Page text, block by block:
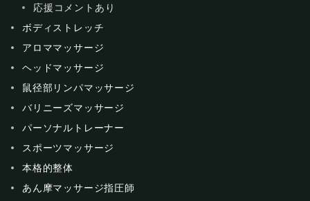
応援コメントあり
ボディストレッチ
アロママッサージ
ヘッドマッサージ
鼠径部リンパマッサージ
バリニーズマッサージ
パーソナルトレーナー
スポーツマッサージ
本格的整体
あん摩マッサージ指圧師